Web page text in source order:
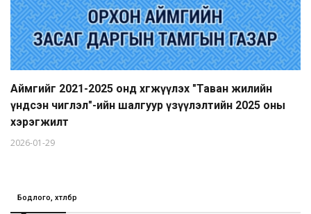
Аймгийг 2021-2025 онд хөгжүүлэх "Таван жилийн
үндсэн чиглэл"-ийн шалгуур үзүүлэлтийн 2025 оны
хэрэгжилт
2026-01-29
Бодлого, хөтөлбөр